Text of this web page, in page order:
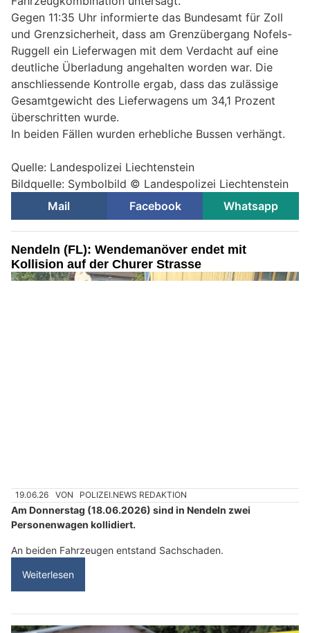
Gegen 11:35 Uhr informierte das Bundesamt für Zoll
und Grenzsicherheit, dass am Grenzübergang Nofels-
Ruggell ein Lieferwagen mit dem Verdacht auf eine
deutliche Überladung angehalten worden war. Die
anschliessende Kontrolle ergab, dass das zulässige
Gesamtgewicht des Lieferwagens um 34,1 Prozent
überschritten wurde.
In beiden Fällen wurden erhebliche Bussen verhängt.
Quelle: Landespolizei Liechtenstein
Bildquelle: Symbolbild © Landespolizei Liechtenstein
Mail
Facebook Whatsapp
Nendeln (FL): Wendemanöver endet mit
Kollision auf der Churer Strasse
19.06.26 VON POLIZEI.NEWS REDAKTION
Am Donnerstag (18.06.2026) sind in Nendeln zwei
Personenwagen kollidiert.
An beiden Fahrzeugen entstand Sachschaden.
Weiterlesen